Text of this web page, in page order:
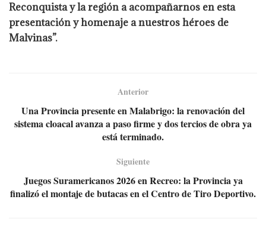
Reconquista y la región a acompañarnos en esta
presentación y homenaje a nuestros héroes de
Malvinas”.
Anterior
Una Provincia presente en Malabrigo: la renovación del
sistema cloacal avanza a paso firme y dos tercios de obra ya
está terminado.
Siguiente
Juegos Suramericanos 2026 en Recreo: la Provincia ya
finalizó el montaje de butacas en el Centro de Tiro Deportivo.